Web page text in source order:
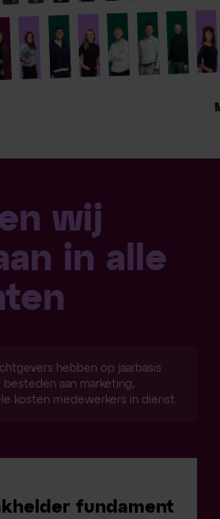
wij
in alle
hebben op jaarbasis
aan marketing,
kosten medewerkers in dienst.
fundament